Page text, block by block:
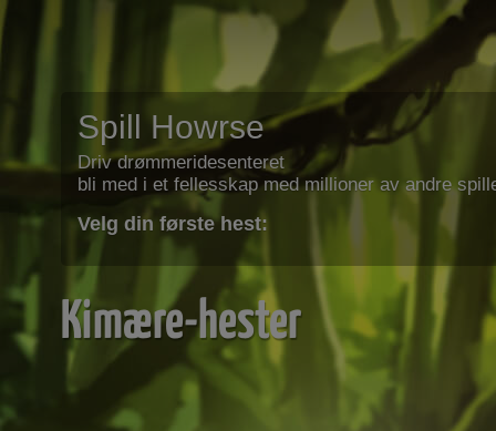
Spill Howrse
Driv drømmeridesenteret
bli med i et fellesskap med millioner av andre
Velg din første hest:
Kimære-hester